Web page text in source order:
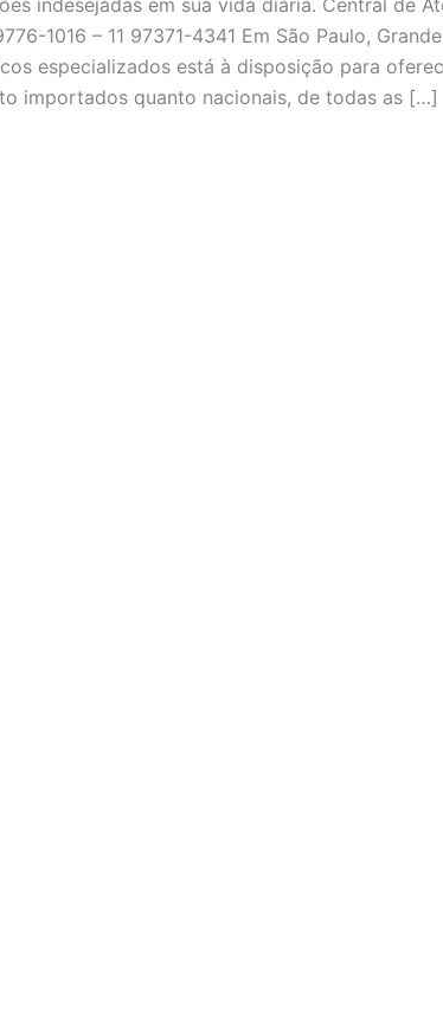
1016 – 11 97371-4341 Em São Paulo,
especializados está à disposição para
importados quanto nacionais, de todas as […]